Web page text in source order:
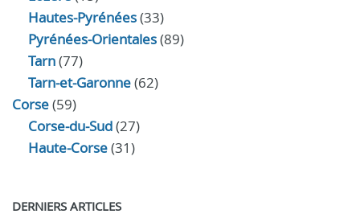
Hautes-Pyrénées(33)
Pyrénées-Orientales(89)
Tarn(77)
Tarn-et-Garonne(62)
Corse(59)
Corse-du-Sud(27)
Haute-Corse(31)
DERNIERS ARTICLES